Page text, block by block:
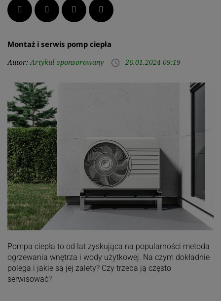
Facebook Twitter LinkedIn Pinterest
Montaż i serwis pomp ciepła
Autor: Artykuł sponsorowany access_time 26.01.2024 09:19
Pompa ciepła to od lat zyskująca na popularności metoda
ogrzewania wnętrza i wody użytkowej. Na czym dokładnie
polega i jakie są jej zalety? Czy trzeba ją często
serwisować?